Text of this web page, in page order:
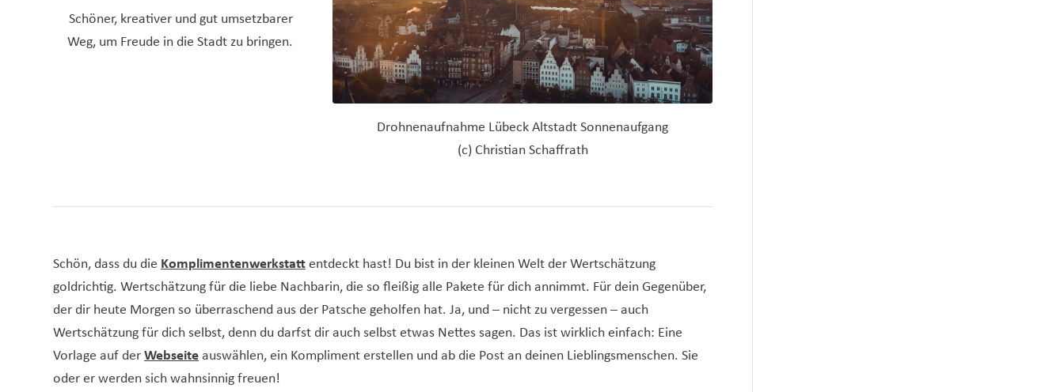
Schöner, kreativer und gut umsetzbarer
Weg, um Freude in die Stadt zu bringen.
Drohnenaufnahme Lübeck Altstadt Sonnenaufgang
(c) Christian Schaffrath
Schön, dass du die Komplimentenwerkstatt entdeckt hast! Du bist in der kleinen Welt der Wertschätzung
goldrichtig. Wertschätzung für die liebe Nachbarin, die so fleißig alle Pakete für dich annimmt. Für dein Gegenüber,
der dir heute Morgen so überraschend aus der Patsche geholfen hat. Ja, und – nicht zu vergessen – auch
Wertschätzung für dich selbst, denn du darfst dir auch selbst etwas Nettes sagen. Das ist wirklich einfach: Eine
Vorlage auf der Webseite auswählen, ein Kompliment erstellen und ab die Post an deinen Lieblingsmenschen. Sie
oder er werden sich wahnsinnig freuen!